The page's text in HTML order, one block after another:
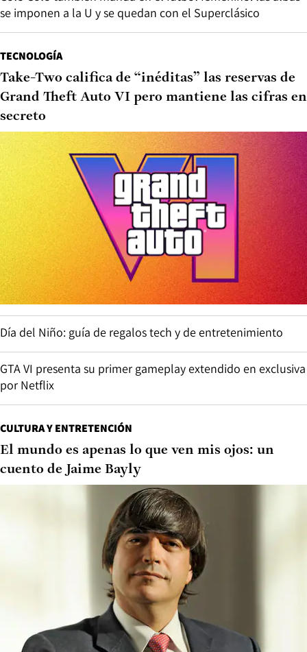
se imponen a la U y se quedan con el Superclásico
TECNOLOGÍA
Take-Two califica de “inéditas” las reservas de
Grand Theft Auto VI pero mantiene las cifras en
secreto
Día del Niño: guía de regalos tech y de entretenimiento
GTA VI presenta su primer gameplay extendido en exclusiva
por Netflix
CULTURA Y ENTRETENCIÓN
El mundo es apenas lo que ven mis ojos: un
cuento de Jaime Bayly